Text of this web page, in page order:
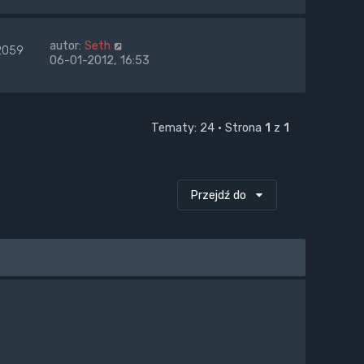
autor: Seth
06-01-2012, 16:53
Tematy: 24 • Strona 1 z 1
Przejdź do